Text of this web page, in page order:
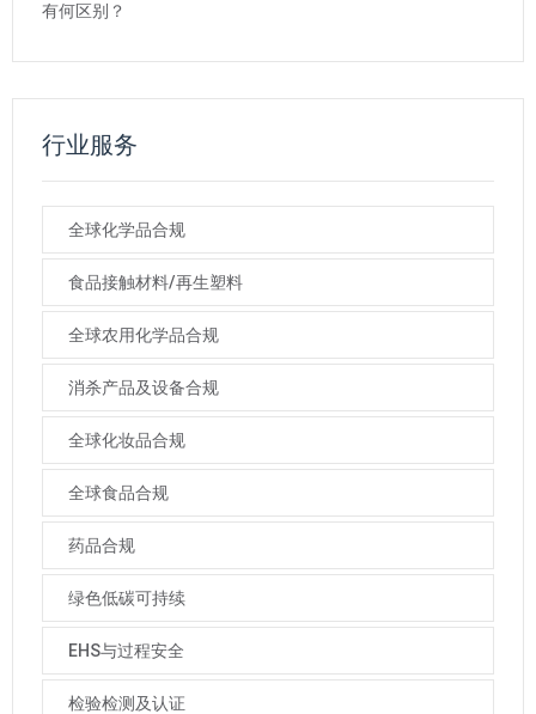
有何区别？
行业服务
全球化学品合规
食品接触材料/再生塑料
全球农用化学品合规
消杀产品及设备合规
全球化妆品合规
全球食品合规
药品合规
绿色低碳可持续
EHS与过程安全
检验检测及认证